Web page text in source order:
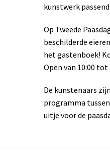
kunstwerk
Op Tweede
beschilderde
het gastenboek!
Open van 10:00 tot
De kunstenaars
programma
uitje voor de